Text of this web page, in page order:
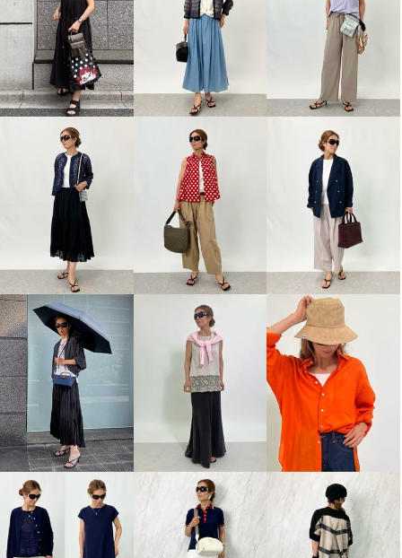
ープにまとうブルゾン
杢グレージュ Ｍ
¥0